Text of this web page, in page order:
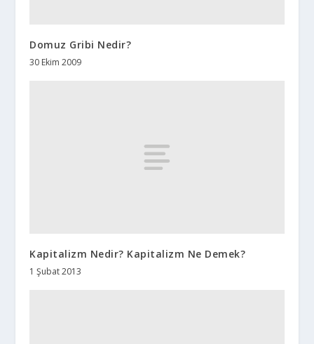
Domuz Gribi Nedir?
30 Ekim 2009
Kapitalizm Nedir? Kapitalizm Ne Demek?
1 Şubat 2013